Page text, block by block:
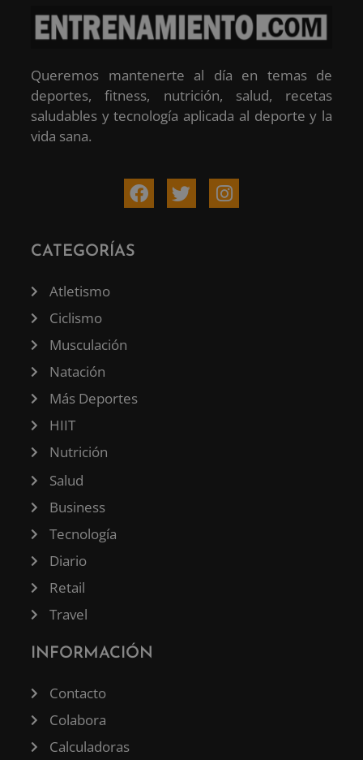
Queremos mantenerte al día en temas de
deportes, fitness, nutrición, salud, recetas
saludables y tecnología aplicada al deporte y la
vida sana.
CATEGORÍAS
Atletismo
Ciclismo
Musculación
Natación
Más Deportes
HIIT
Nutrición
Salud
Business
Tecnología
Diario
Retail
Travel
INFORMACIÓN
Contacto
Colabora
Calculadoras